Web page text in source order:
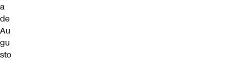
a
de
Au
gu
sto